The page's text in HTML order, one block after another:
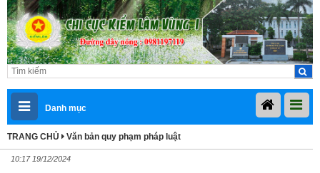
Danh mục
TRANG CHỦ Văn bản quy phạm pháp luật
10:17 19/12/2024